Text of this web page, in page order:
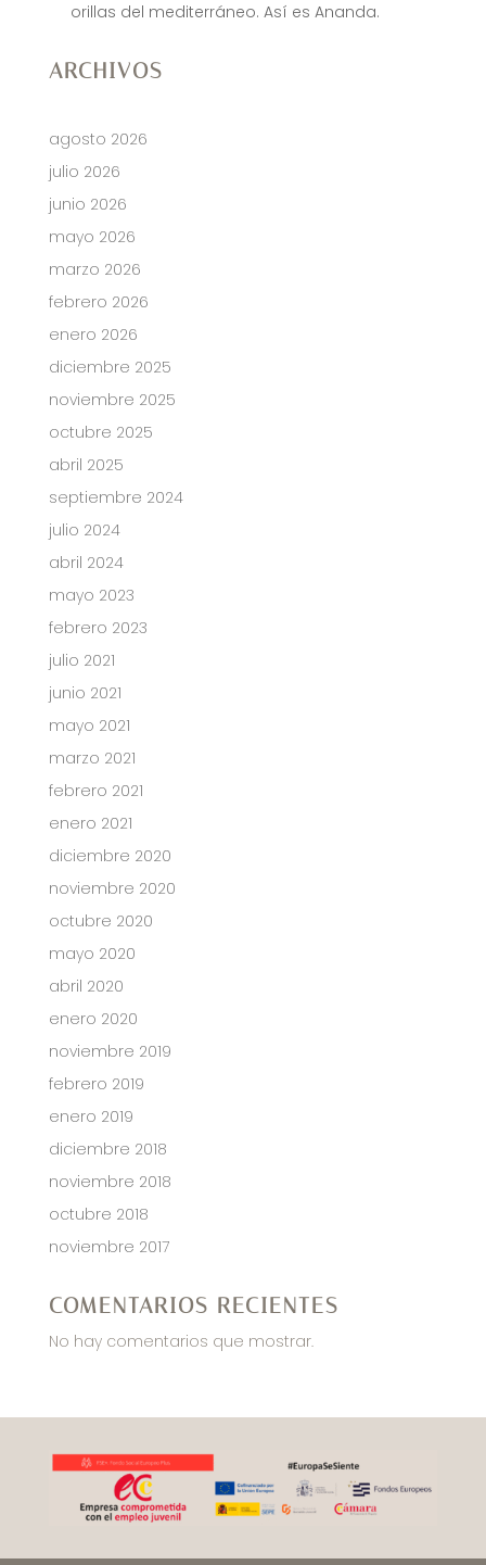
orillas del mediterráneo. Así es Ananda.
ARCHIVOS
agosto 2026
julio 2026
junio 2026
mayo 2026
marzo 2026
febrero 2026
enero 2026
diciembre 2025
noviembre 2025
octubre 2025
abril 2025
septiembre 2024
julio 2024
abril 2024
mayo 2023
febrero 2023
julio 2021
junio 2021
mayo 2021
marzo 2021
febrero 2021
enero 2021
diciembre 2020
noviembre 2020
octubre 2020
mayo 2020
abril 2020
enero 2020
noviembre 2019
febrero 2019
enero 2019
diciembre 2018
noviembre 2018
octubre 2018
noviembre 2017
COMENTARIOS RECIENTES
No hay comentarios que mostrar.